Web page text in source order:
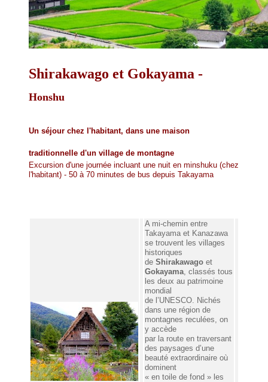
Shirakawago et Gokayama -
Honshu
Un séjour chez l'habitant, dans une maison
traditionnelle d'un village de montagne
Excursion d'une journée incluant une nuit en minshuku (chez
l'habitant) - 50 à 70 minutes de bus depuis Takayama
A mi-chemin entre
Takayama et Kanazawa
se trouvent les villages
historiques
de Shirakawago et
Gokayama , classés tous
les deux au patrimoine
mondial
de l’UNESCO. Nichés
dans une région de
montagnes reculées, on
y accède
par la route en traversant
des paysages d’une
beauté extraordinaire où
dominent
« en toile de fond » les